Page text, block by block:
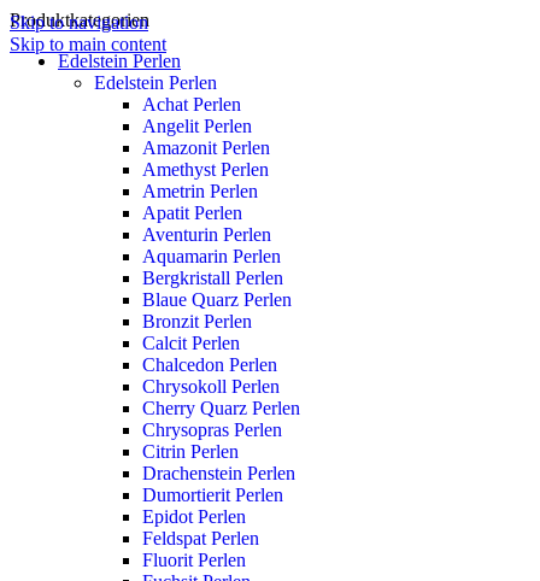
Skip to navigation
Skip to main content
Produktkategorien
Edelstein Perlen
Edelstein Perlen
Achat Perlen
Angelit Perlen
Amazonit Perlen
Amethyst Perlen
Ametrin Perlen
Apatit Perlen
Aventurin Perlen
Aquamarin Perlen
Bergkristall Perlen
Blaue Quarz Perlen
Bronzit Perlen
Calcit Perlen
Chalcedon Perlen
Chrysokoll Perlen
Cherry Quarz Perlen
Chrysopras Perlen
Citrin Perlen
Drachenstein Perlen
Dumortierit Perlen
Epidot Perlen
Feldspat Perlen
Fluorit Perlen